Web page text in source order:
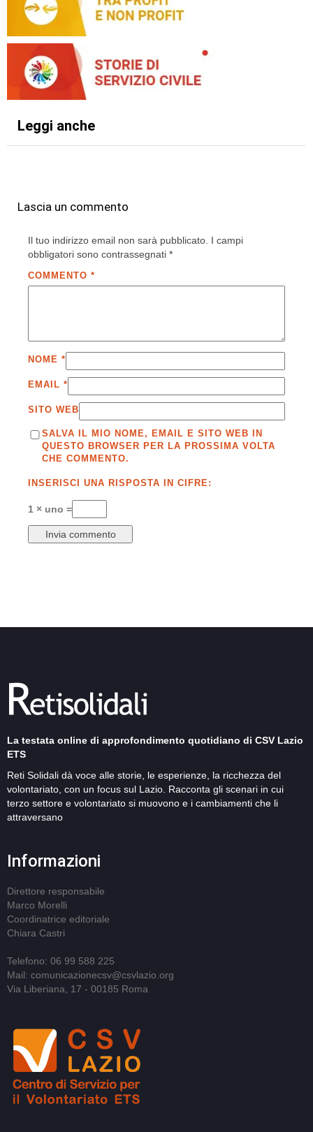
Leggi anche
Lascia un commento
Il tuo indirizzo email non sarà pubblicato. I campi
obbligatori sono contrassegnati *
COMMENTO *
NOME *
EMAIL *
SITO WEB
SALVA IL MIO NOME, EMAIL E SITO WEB IN
QUESTO BROWSER PER LA PROSSIMA VOLTA
CHE COMMENTO.
INSERISCI UNA RISPOSTA IN CIFRE:
1 × uno =
La testata online di approfondimento quotidiano di CSV Lazio
ETS
Reti Solidali dà voce alle storie, le esperienze, la ricchezza del
volontariato, con un focus sul Lazio. Racconta gli scenari in cui
terzo settore e volontariato si muovono e i cambiamenti che li
attraversano
Informazioni
Direttore responsabile
Marco Morelli
Coordinatrice editoriale
Chiara Castri
Telefono: 06 99 588 225
Mail: comunicazionecsv@csvlazio.org
Via Liberiana, 17 - 00185 Roma